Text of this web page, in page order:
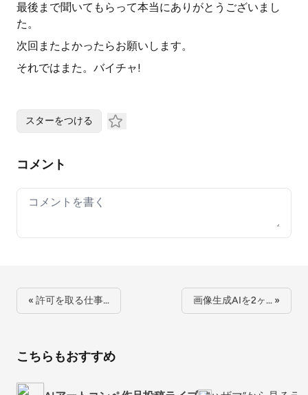
最後まで聞いてもらって本当にありがとうございまし
た。
次回またよかったらお願いします。
それではまた。バイチャ!
スターをつける
コメント
Your comment
« 許可を取る仕事… 画像生成AIを2ヶ… »
こちらもおすすめ